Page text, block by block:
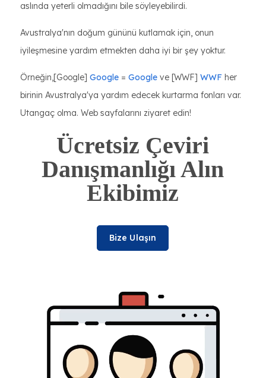
aslında yeterli olmadığını bile söyleyebilirdi.
Avustralya'nın doğum gününü kutlamak için, onun
iyileşmesine yardım etmekten daha iyi bir şey yoktur.
Örneğin,[Google] Google = Google ve [WWF] WWF her
birinin Avustralya'ya yardım edecek kurtarma fonları var.
Utangaç olma. Web sayfalarını ziyaret edin!
Ücretsiz Çeviri
Danışmanlığı Alın
Ekibimiz
Bize Ulaşın